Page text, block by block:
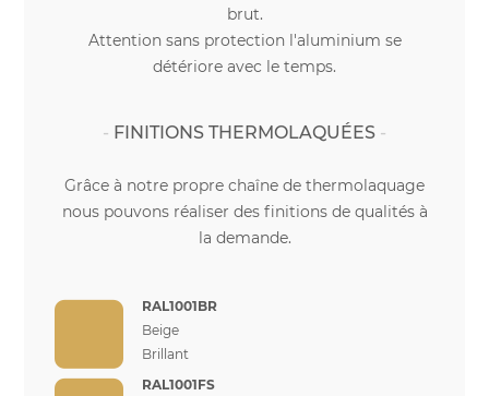
brut.
Attention sans protection l'aluminium se
détériore avec le temps.
FINITIONS THERMOLAQUÉES
Grâce à notre propre chaîne de thermolaquage
nous pouvons réaliser des finitions de qualités à
la demande.
RAL1001BR
Beige
Brillant
RAL1001FS